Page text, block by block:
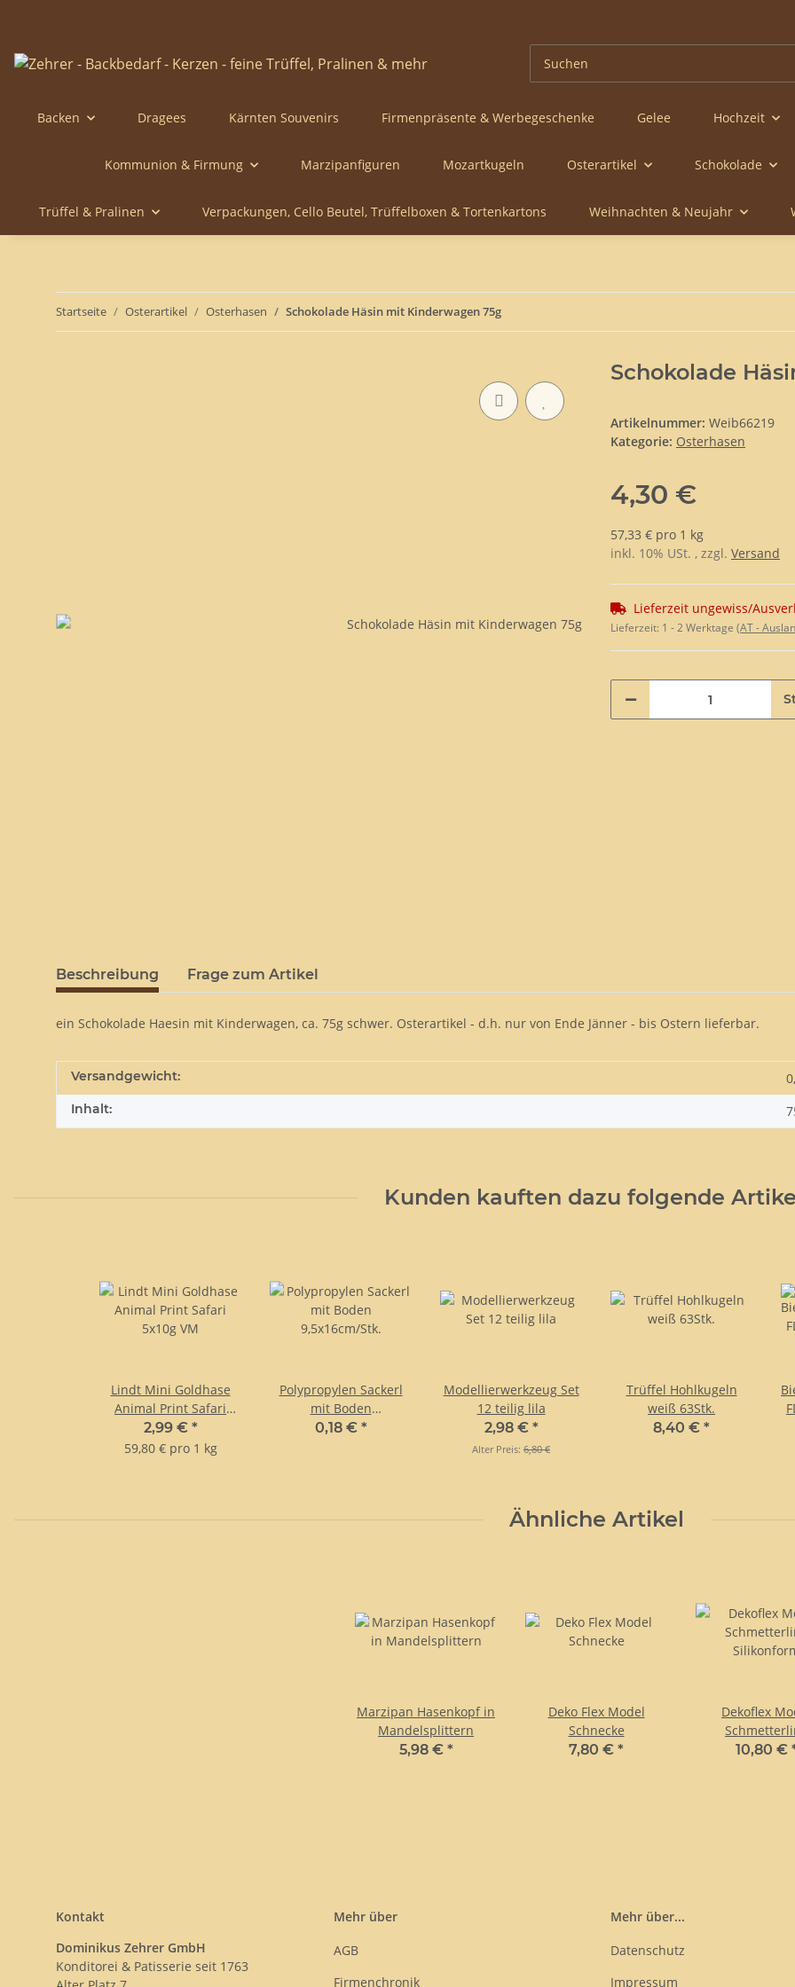
Backen Dragees Kärnten Souvenirs Firmenpräsente & Werbegeschenke Gelee Hochzeit
Kommunion & Firmung Marzipanfiguren Mozartkugeln Osterartikel Schokolade
Trüffel & Pralinen Verpackungen, Cello Beutel, Trüffelboxen & Tortenkartons Weihnachten & Neujahr
Startseite Osterartikel Osterhasen Schokolade Häsin mit Kinderwagen 75g
Schokolade
Artikelnummer: Weib66219
Kategorie: Osterhasen
4,30 €
57,33 € pro 1 kg
inkl. 10% USt. , zzgl. Versand
Lieferzeit ungewiss/
Lieferzeit: 1 - 2 Werktage (AT -
Beschreibung Frage zum Artikel
ein Schokolade Haesin mit Kinderwagen, ca. 75g schwer. Osterartikel - d.h. nur von Ende Jänner - bis Ostern lieferbar.
Versandgewicht:
Inhalt:
Kunden kauften dazu folgende
Lindt Mini Goldhase
Animal Print Safari
5x10g VM
2,99 € *
59,80 € pro 1 kg
Polypropylen Sackerl
mit Boden
9,5x16cm/Stk.
0,18 € *
Modellierwerkzeug Set
12 teilig lila
2,98 € *
Alter Preis: 6,80 €
Trüffel Hohlkugeln
weiß 63Stk.
8,40 € *
Ähnliche Artikel
Marzipan Hasenkopf in
Mandelsplittern
5,98 € *
Deko Flex Model
Schnecke
7,80 € *
Dekoflex
10,80 €
Kontakt
Dominikus Zehrer GmbH
Konditorei & Patisserie seit 1763
Mehr über
AGB
Firmenchronik
Mehr über...
Datenschutz
Impressum